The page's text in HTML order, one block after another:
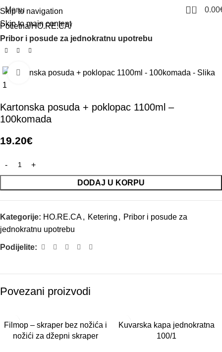
Skip to navigation
Skip to main content
Menu 0 0.00
Početna HO.RE.CA
Pribor i posude za jednokratnu upotrebu
Click to enlarge
Kartonska posuda + poklopac 1100ml –
100komada
19.20€
DODAJ U KORPU
Kategorije: HO.RE.CA, Ketering , Pribor i posude za
jednokratnu upotrebu
Podijelite:
Povezani proizvodi
Filmop – skraper bez nožića i
nožići za džepni skraper
Kuvarska kapa jednokratna
100/1